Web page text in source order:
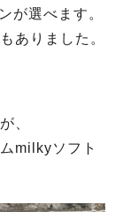
が選べます。
ありました。
、
milkyソフト